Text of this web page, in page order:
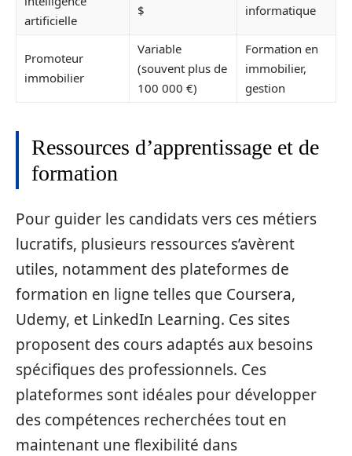
artificielle
$ informatique
Promoteur
immobilier
Variable
(souvent plus de
100 000 €)
Formation en
immobilier,
gestion
Ressources d’apprentissage et de
formation
Pour guider les candidats vers ces métiers
lucratifs, plusieurs ressources s’avèrent
utiles, notamment des plateformes de
formation en ligne telles que Coursera,
Udemy, et LinkedIn Learning. Ces sites
proposent des cours adaptés aux besoins
spécifiques des professionnels. Ces
plateformes sont idéales pour développer
des compétences recherchées tout en
maintenant une flexibilité dans